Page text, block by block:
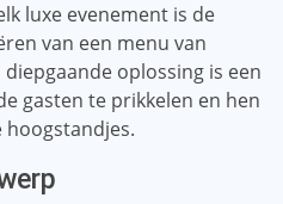
luxe evenement is de
van een menu van
oplossing is een
gasten te prikkelen en hen